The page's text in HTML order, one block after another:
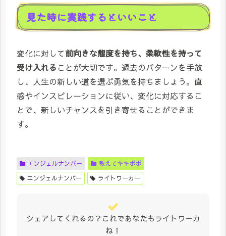
見た時に実践するといいこと
変化に対して前向きな態度を持ち、柔軟性を持って
受け入れる ことが大切です。過去のパターンを手放
し、人生の新しい道を選ぶ勇気を持ちましょう。直
感やインスピレーションに従い、変化に対応するこ
とで、新しいチャンスを引き寄せることができま
す。
エンジェルナンバー
教えてキキポポ
エンジェルナンバー
ライトワーカー
シェアしてくれるの？これであなたもライトワーカ
ね！